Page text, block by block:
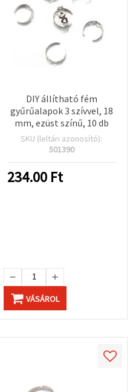
DIY állítható fém
gyűrűalapok 3 szívvel, 18
mm, ezüst színű, 10 db
SKU (leltári azonosító):
501390
234.00 Ft
VÁSÁROL